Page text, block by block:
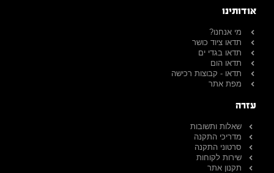
אודותינו
מי אנחנו?
תדאו ציוד כושר
תדאו בגדי ים
תדאו הום
תדאו - קבוצות רכישה
מפת אתר
עזרה
שאלות ותשובות
מדריכי התקנה
סרטוני התקנה
שירות לקוחות
תקנון אתר